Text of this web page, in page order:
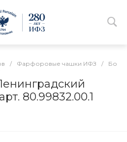
/ Фарфоровые чашки ИФЗ /
80.99832.00.1